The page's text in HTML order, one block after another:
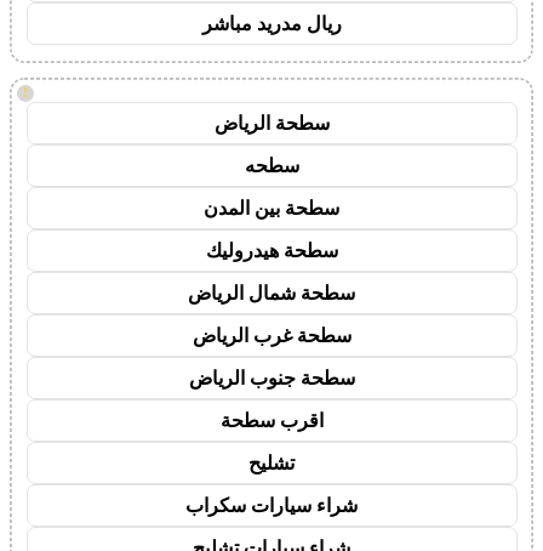
ريال مدريد مباشر
!
سطحة الرياض
سطحه
سطحة بين المدن
سطحة هيدروليك
سطحة شمال الرياض
سطحة غرب الرياض
سطحة جنوب الرياض
اقرب سطحة
تشليح
شراء سيارات سكراب